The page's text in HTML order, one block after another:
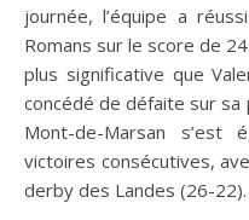
journée, l’équipe a
Romans sur le score de
plus significative que
concédé de défaite sur
Mont-de-Marsan s’est
victoires consécutives,
derby des Landes (26-22).